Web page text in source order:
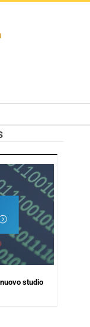
studio